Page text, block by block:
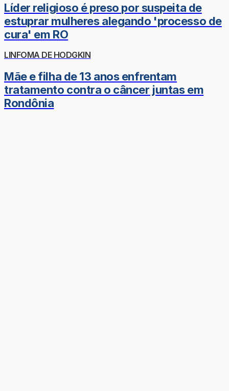
Líder religioso é preso por suspeita de
estuprar mulheres alegando 'processo de
cura' em RO
LINFOMA DE HODGKIN
Mãe e filha de 13 anos enfrentam
tratamento contra o câncer juntas em
Rondônia